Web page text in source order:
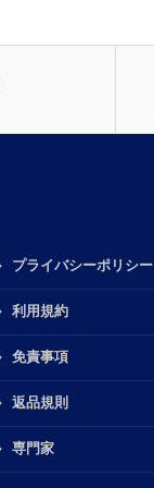
プライバシーポリシー
利用規約
免責事項
返品規則
専門家